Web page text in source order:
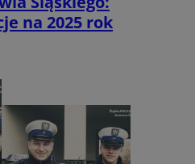
na 2025 rok